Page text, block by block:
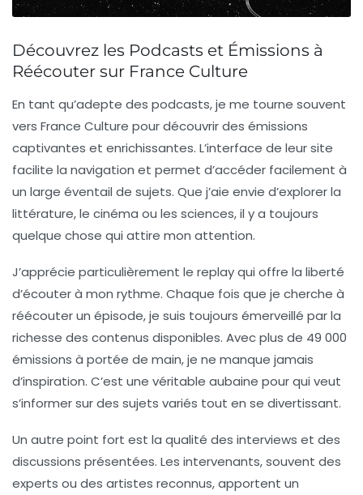
Découvrez les Podcasts et Émissions à
Réécouter sur France Culture
En tant qu’adepte des podcasts, je me tourne souvent
vers France Culture pour découvrir des émissions
captivantes et enrichissantes. L’interface de leur site
facilite la navigation et permet d’accéder facilement à
un large éventail de sujets. Que j’aie envie d’explorer la
littérature, le cinéma ou les sciences, il y a toujours
quelque chose qui attire mon attention.
J’apprécie particulièrement le replay qui offre la liberté
d’écouter à mon rythme. Chaque fois que je cherche à
réécouter un épisode, je suis toujours émerveillé par la
richesse des contenus disponibles. Avec plus de 49 000
émissions à portée de main, je ne manque jamais
d’inspiration. C’est une véritable aubaine pour qui veut
s’informer sur des sujets variés tout en se divertissant.
Un autre point fort est la qualité des interviews et des
discussions présentées. Les intervenants, souvent des
experts ou des artistes reconnus, apportent un